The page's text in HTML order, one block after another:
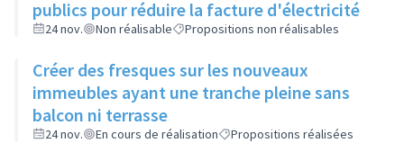
publics pour réduire la facture d'électricité
24 nov. Non réalisable Propositions non réalisables
Créer des fresques sur les nouveaux
immeubles ayant une tranche pleine sans
balcon ni terrasse
24 nov. En cours de réalisation Propositions réalisées